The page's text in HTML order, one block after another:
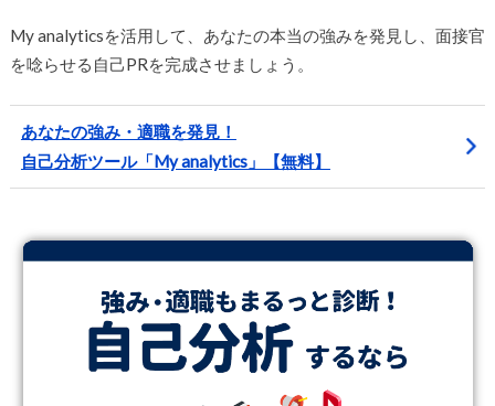
My analyticsを活用して、あなたの本当の強みを発見し、面接官
を唸らせる自己PRを完成させましょう。
あなたの強み・適職を発見！
自己分析ツール「My analytics」【無料】